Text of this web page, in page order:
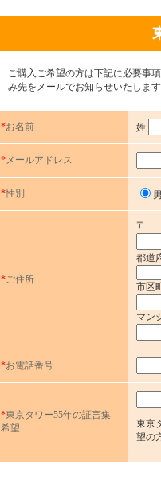
ご購入ご希望の方は下記に必要事
み先をメールでお知らせいたしま
*お名前 姓
*メールアドレス
*性別
*ご住所
〒
都道
市区
マン
*お電話番号
*東京タワー55年の証言集
希望
東京
望の